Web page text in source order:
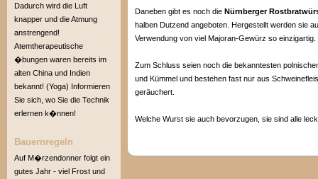
Dadurch wird die Luft
knapper und die Atmung
anstrengend!
Atemtherapeutische
�bungen waren bereits im
alten China und Indien
bekannt! (Yoga) Informieren
Sie sich, wo Sie die Technik
erlernen k�nnen!
Bauernregeln
Auf M�rzendonner folgt ein
gutes Jahr - viel Frost und
Daneben gibt es noch die Nürnberger
halben Dutzend angeboten. Hergestellt werden sie
Verwendung von viel Majoran-Gewürz so einzigartig.
Zum Schluss seien noch die bekanntesten
und Kümmel und bestehen fast nur aus
geräuchert.
Welche Wurst sie auch bevorzugen, sie sind alle